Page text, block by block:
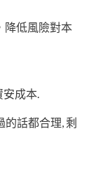
降低風險對本
安成本.
的話都合理, 剩